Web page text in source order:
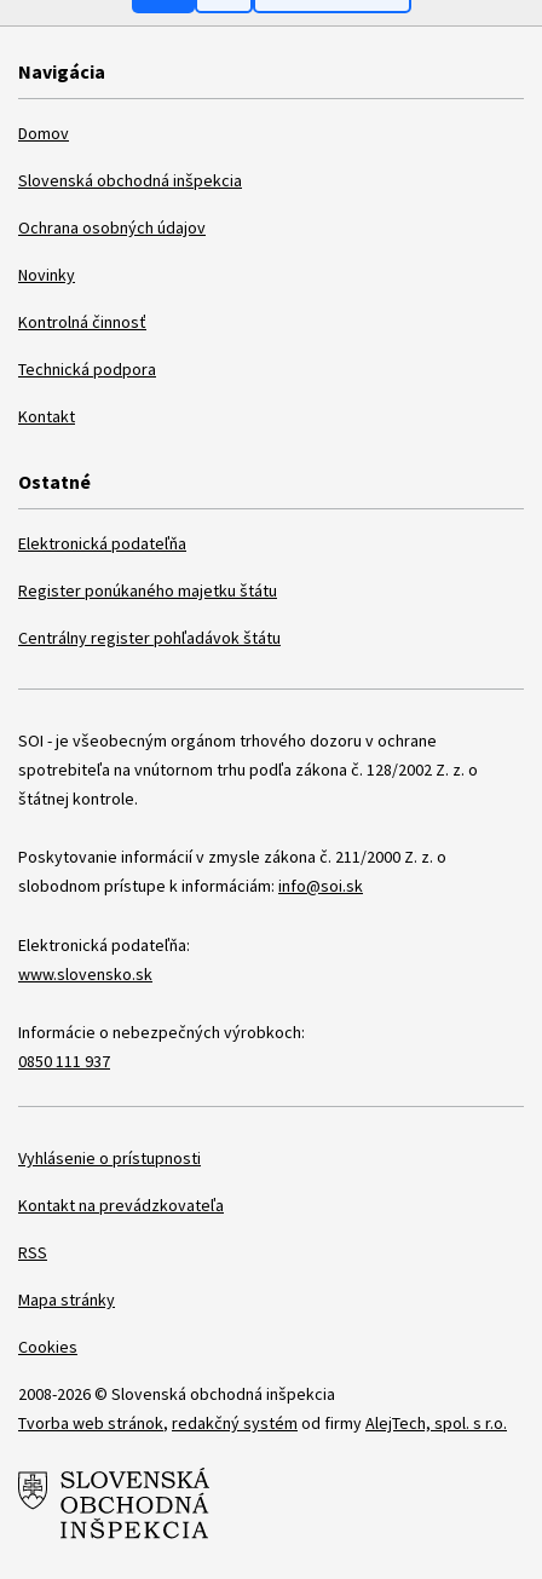
Navigácia
Domov
Slovenská obchodná inšpekcia
Ochrana osobných údajov
Novinky
Kontrolná činnosť
Technická podpora
Kontakt
Ostatné
Elektronická podateľňa
Register ponúkaného majetku štátu
Centrálny register pohľadávok štátu
Položky
SOI - je všeobecným orgánom trhového dozoru v ochrane
spotrebiteľa na vnútornom trhu podľa zákona č. 128/2002 Z. z. o
štátnej kontrole.
Poskytovanie informácií v zmysle zákona č. 211/2000 Z. z. o
slobodnom prístupe k informáciám: info@soi.sk
Elektronická podateľňa:
www.slovensko.sk
Informácie o nebezpečných výrobkoch:
0850 111 937
Položky
Vyhlásenie o prístupnosti
Kontakt na prevádzkovateľa
RSS
Mapa stránky
Cookies
2008-2026 © Slovenská obchodná inšpekcia
Tvorba web stránok, redakčný systém od firmyAlejTech, spol. s r.o.